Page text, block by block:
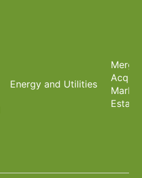
Energy and Utilities